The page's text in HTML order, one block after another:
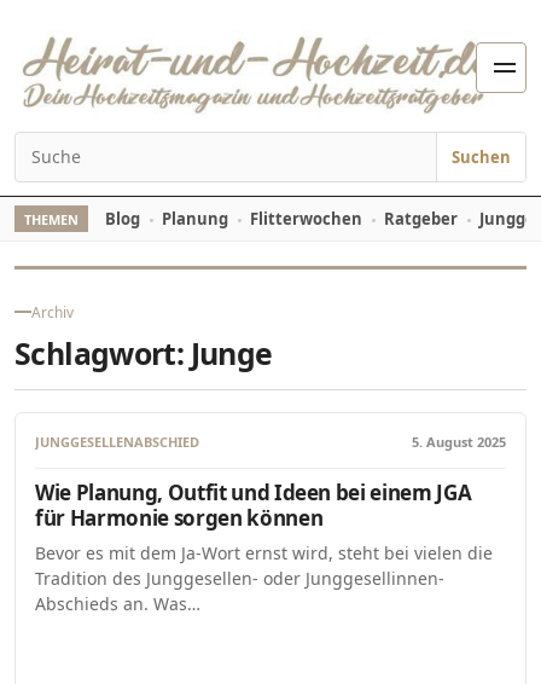
Suchen nach:
Suchen
THEMEN Blog Planung Flitterwochen Ratgeber
Archiv
Schlagwort: Junge
JUNGGESELLENABSCHIED 5. August 2025
Wie Planung, Outfit und Ideen bei einem JGA
für Harmonie sorgen können
Bevor es mit dem Ja-Wort ernst wird, steht bei vielen die
Tradition des Junggesellen- oder Junggesellinnen-
Abschieds an. Was…